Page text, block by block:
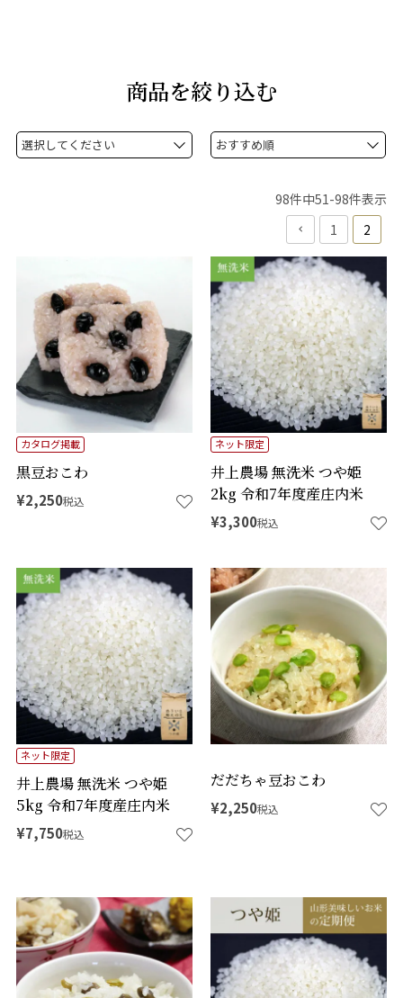
商品を絞り込む
98件中51 -98件表示
1
2
黒豆おこわ
カタログ掲載
¥2,250税込
井上農場 無洗米 つや姫
2kg 令和7年度産庄内米
ネット限定
¥3,300税込
井上農場 無洗米 つや姫
5kg 令和7年度産庄内米
ネット限定
¥7,750税込
だだちゃ豆おこわ
¥2,250税込